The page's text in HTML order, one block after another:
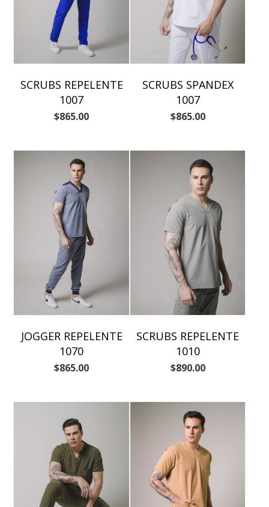
SCRUBS REPELENTE
1007
$865.00
SCRUBS SPANDEX
1007
$865.00
JOGGER REPELENTE
1070
$865.00
SCRUBS REPELENTE
1010
$890.00